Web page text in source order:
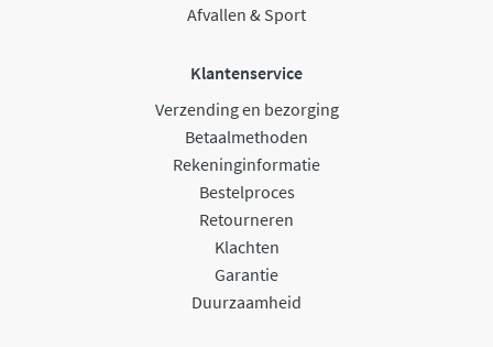
Afvallen & Sport
Klantenservice
Verzending en bezorging
Betaalmethoden
Rekeninginformatie
Bestelproces
Retourneren
Klachten
Garantie
Duurzaamheid